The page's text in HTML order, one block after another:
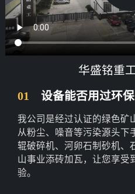
华盛铭重
01
设备能否用过环保
我公司是经过认证的绿色矿
从粉尘、噪音等污染源头下
辊破碎机、河卵石制砂机、
山事业添砖加瓦，让您享受
验。